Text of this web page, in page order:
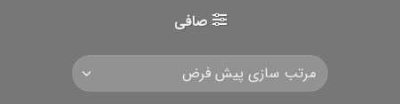
صافی